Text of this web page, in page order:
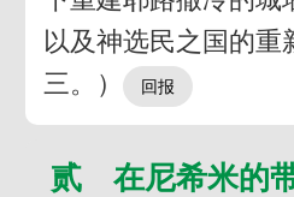
以及神选民之国的重
三。）
贰 在尼希米的